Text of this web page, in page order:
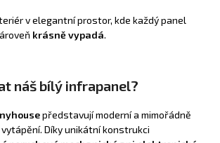
v elegantní prostor, kde každý panel
krásně vypadá.
náš bílý infrapanel?
představují moderní a mimořádně
Díky unikátní konstrukci